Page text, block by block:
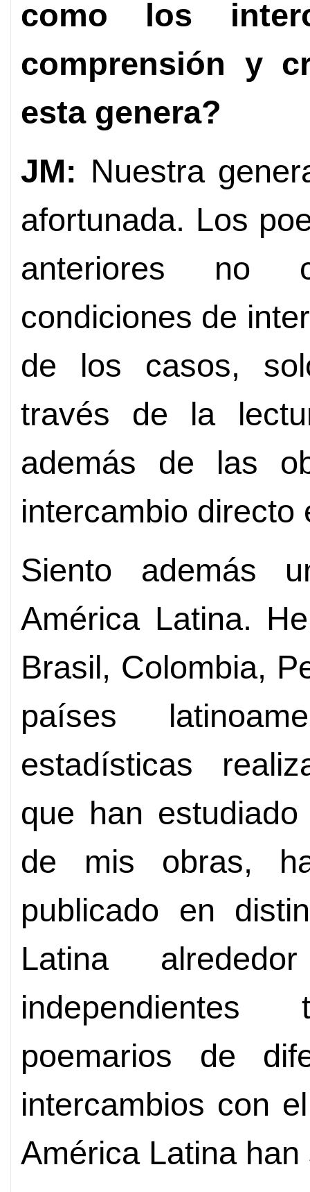
como los
comprensión y
esta genera?
JM: Nuestra
afortunada. Los
anteriores no
condiciones de
de los casos,
través de la
además de las
intercambio
Siento además
América Latina.
Brasil, Colombia,
países
estadísticas
que han
de mis obras,
publicado en
Latina
poemarios de
intercambios con
América Latina